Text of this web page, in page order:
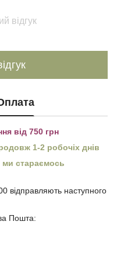
відгук
від 750 грн
1-2 робочіх днів
стараємось
відправляють наступного
Пошта: